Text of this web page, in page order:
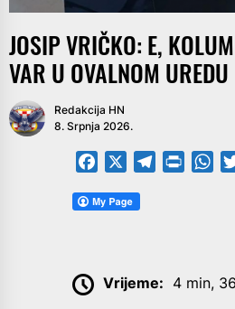
JOSIP VRIČKO: E,
VAR U OVALNOM UREDU
Redakcija HN
8. Srpnja 2026.
Facebook Telegram
Vrijeme: 4 min,